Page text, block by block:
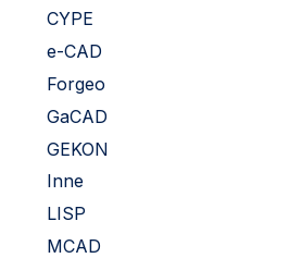
CYPE
e-CAD
Forgeo
GaCAD
GEKON
Inne
LISP
MCAD